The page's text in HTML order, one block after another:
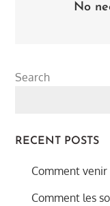
No
Search
RECENT POSTS
Comment venir
Comment les